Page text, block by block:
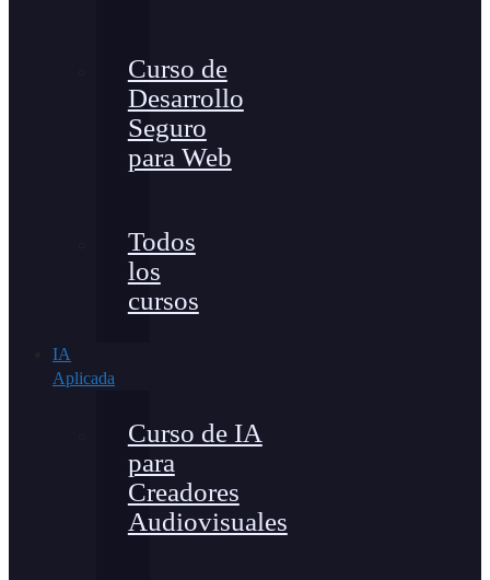
Curso de
Desarrollo
Seguro
para Web
Todos
los
cursos
IA
Aplicada
Curso de IA
para
Creadores
Audiovisuales